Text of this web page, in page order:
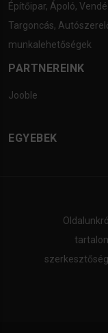
Építőipar, Ápoló,
Targoncás,
munkalehetőségek
PARTNEREINK
Jooble
EGYEBEK